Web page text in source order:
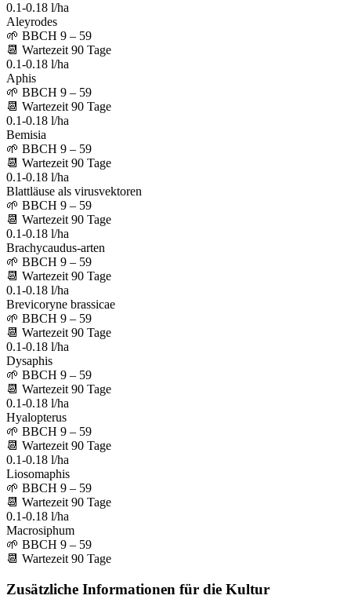
0.1-0.18 l/ha
Aleyrodes
🌱 BBCH 9 – 59
📆 Wartezeit 90 Tage
0.1-0.18 l/ha
Aphis
🌱 BBCH 9 – 59
📆 Wartezeit 90 Tage
0.1-0.18 l/ha
Bemisia
🌱 BBCH 9 – 59
📆 Wartezeit 90 Tage
0.1-0.18 l/ha
Blattläuse als virusvektoren
🌱 BBCH 9 – 59
📆 Wartezeit 90 Tage
0.1-0.18 l/ha
Brachycaudus-arten
🌱 BBCH 9 – 59
📆 Wartezeit 90 Tage
0.1-0.18 l/ha
Brevicoryne brassicae
🌱 BBCH 9 – 59
📆 Wartezeit 90 Tage
0.1-0.18 l/ha
Dysaphis
🌱 BBCH 9 – 59
📆 Wartezeit 90 Tage
0.1-0.18 l/ha
Hyalopterus
🌱 BBCH 9 – 59
📆 Wartezeit 90 Tage
0.1-0.18 l/ha
Liosomaphis
🌱 BBCH 9 – 59
📆 Wartezeit 90 Tage
0.1-0.18 l/ha
Macrosiphum
🌱 BBCH 9 – 59
📆 Wartezeit 90 Tage
Zusätzliche Informationen für die Kultur